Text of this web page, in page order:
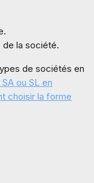
de la société.
de sociétés en
ou SL en
choisir la forme